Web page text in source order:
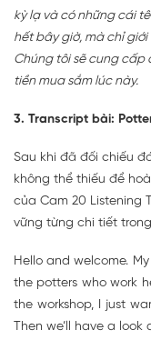
kỳ lạ và có những cái
hết bây giờ, mà chỉ
Chúng tôi sẽ cung cấp
tiền mua sắm lúc này.
3. Transcript bài:
Sau khi đã đối chiếu
không thể thiếu để
của Cam 20 Listening
vững từng chi tiết
Hello and welcome.
the potters who work
the workshop, I just
Then we’ll have a